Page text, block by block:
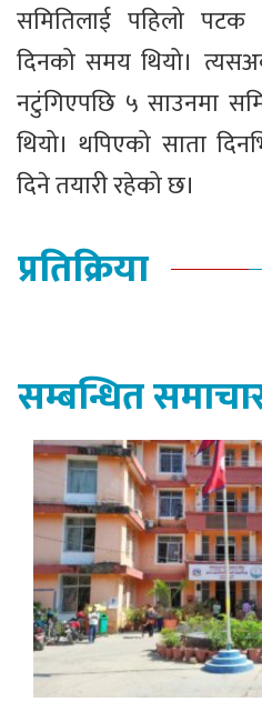
समितिलाई पहिलो पटक
दिनको समय थियो।
नटुंगिएपछि ५ साउनमा
थियो। थपिएको साता
दिने तयारी रहेको छ।
प्रतिक्रिया
सम्बन्धित